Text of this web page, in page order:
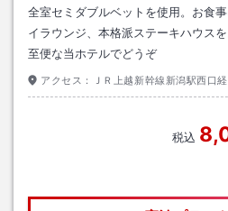
全室セミダブルベットを使用。お食
イラウンジ、本格派ステーキハウス
至便な当ホテルでどうぞ
アクセス： ＪＲ上越新幹線新潟駅西口
税込